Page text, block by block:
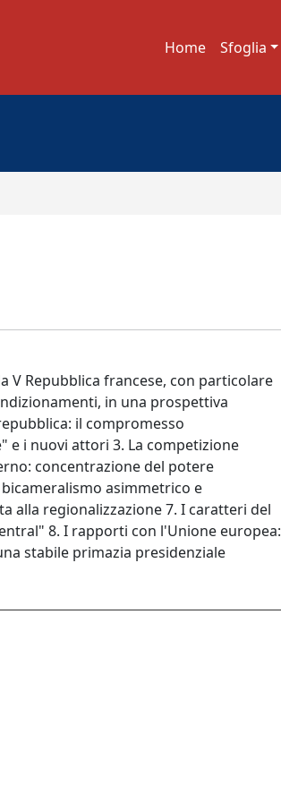
Home Sfoglia
Repubblica francese, con particolare
in una prospettiva
il compromesso
e i nuovi attori 3. La competizione
concentrazione del potere
asimmetrico e
alla regionalizzazione 7. I caratteri del
8. I rapporti con l'Unione europea:
stabile primazia presidenziale